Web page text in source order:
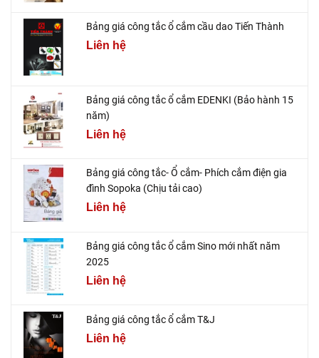
Bảng giá công tắc ổ cắm cầu dao Tiến Thành
Liên hệ
Bảng giá công tắc ổ cắm EDENKI (Bảo hành 15
năm)
Liên hệ
Bảng giá công tắc- Ổ cắm- Phích cắm điện gia
đình Sopoka (Chịu tải cao)
Liên hệ
Bảng giá công tắc ổ cắm Sino mới nhất năm
2025
Liên hệ
Bảng giá công tắc ổ cắm T&J
Liên hệ